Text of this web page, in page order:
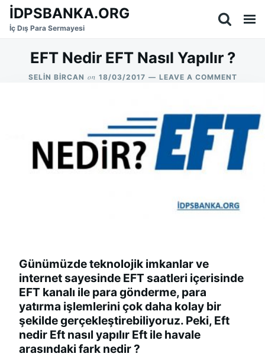
SkipSearch
for:
İDPSBANKA.ORG
İç Dış Para Sermayesi
EFT Nedir EFT Nasıl Yapılır ?
SELIN BIRCAN on 18/03/2017 LEAVE A COMMENTON
NASIL
Günümüzde teknolojik imkanlar ve
internet sayesinde EFT saatleri içerisinde
EFT kanalı ile para gönderme, para
yatırma işlemlerini çok daha kolay bir
şekilde gerçekleştirebiliyoruz. Peki, Eft
nedir Eft nasıl yapılır Eft ile havale
arasındaki fark nedir ?